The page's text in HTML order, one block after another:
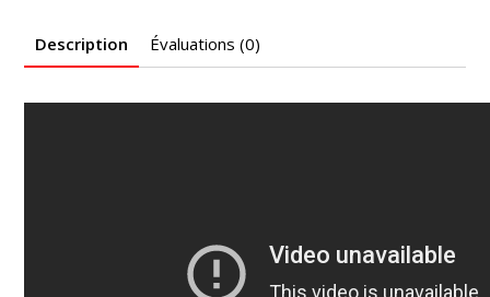
Description Évaluations (0)